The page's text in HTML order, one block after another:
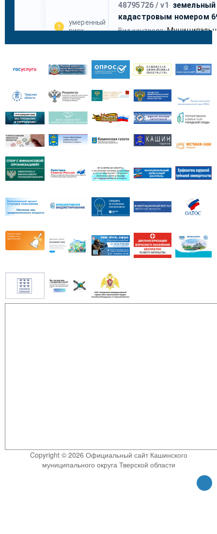
Copyright © 2026 Официальный сайт Кашинского
муниципального округа Тверской области